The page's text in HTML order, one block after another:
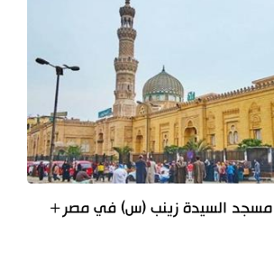
مسجد السيدة زينب (س) في مصر+